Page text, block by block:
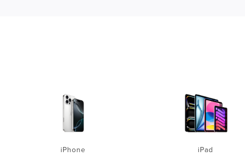
iPhone iPad